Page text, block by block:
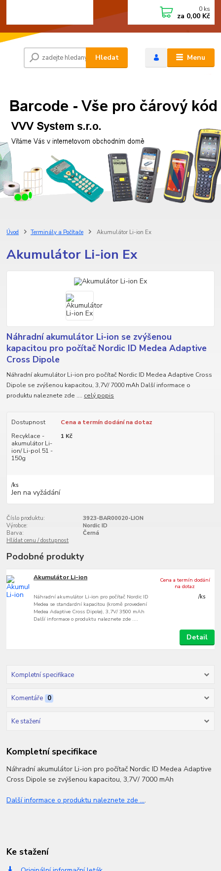
Menu
Hledat
0 ks
za 0,00 Kč
Úvod Terminály a Počítače Akumulátor Li-ion Ex
Akumulátor Li-ion Ex
Náhradní akumulátor Li-ion se zvýšenou
kapacitou pro počítač Nordic ID Medea Adaptive
Cross Dipole
Náhradní akumulátor Li-ion pro počítač Nordic ID Medea Adaptive Cross
Dipole se zvýšenou kapacitou, 3,7V/ 7000 mAh Další informace o
produktu naleznete zde .... celý popis
Dostupnost
Cena a termín dodání na dotaz
Recyklace -
akumulátor Li-
ion/ Li-pol 51 -
150g
1 Kč
/ks
Jen na vyžádání
Číslo produktu:
3923-BAR00020-LION
Výrobce:
Nordic ID
Barva:
Černá
Hlídat cenu / dostupnost
Podobné produkty
Akumulátor Li-ion
Náhradní akumulátor Li-ion pro počítač Nordic ID
Medea se standardní kapacitou (kromě provedení
Medea Adaptive Cross Dipole), 3,7V/ 3500 mAh
Další informace o produktu naleznete zde ....
/ks
Cena a termín dodání
na dotaz
Detail
Kompletní specifikace
Komentáře 0
Ke stažení
Kompletní specifikace
Náhradní akumulátor Li-ion pro počítač Nordic ID Medea Adaptive
Cross Dipole se zvýšenou kapacitou, 3,7V/ 7000 mAh
Další informace o produktu naleznete zde ....
Ke stažení